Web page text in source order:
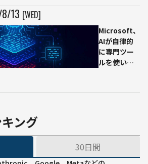
の垣
根を
超え
て挑
載、無料プ
ランから利
用可能に
8/13 [WED]
Microsoft、
AIが自律的
に専門ツー
ルを使いソ
Ire」発表
ング
30日間